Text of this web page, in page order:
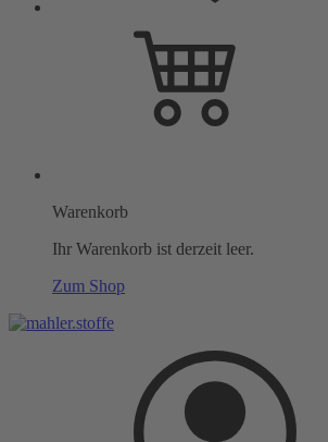
Warenkorb
Ihr Warenkorb ist derzeit leer.
Zum Shop